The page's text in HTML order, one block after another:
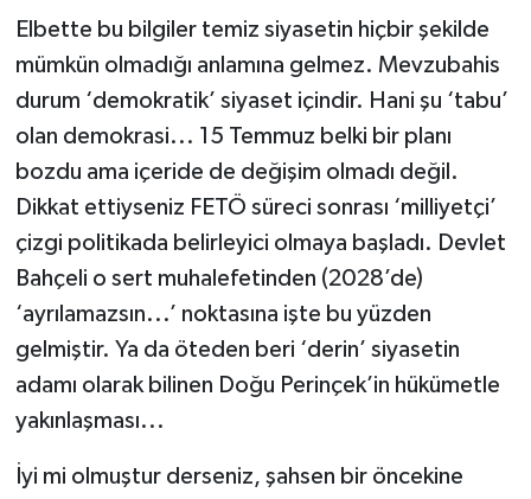
Elbette bu bilgiler temiz siyasetin hiçbir şekilde
mümkün olmadığı anlamına gelmez. Mevzubahis
durum ‘demokratik’ siyaset içindir. Hani şu ‘tabu’
olan demokrasi... 15 Temmuz belki bir planı
bozdu ama içeride de değişim olmadı değil.
Dikkat ettiyseniz FETÖ süreci sonrası ‘milliyetçi’
çizgi politikada belirleyici olmaya başladı. Devlet
Bahçeli o sert muhalefetinden (2028’de)
‘ayrılamazsın...’ noktasına işte bu yüzden
gelmiştir. Ya da öteden beri ‘derin’ siyasetin
adamı olarak bilinen Doğu Perinçek’in hükümetle
yakınlaşması...
İyi mi olmuştur derseniz, şahsen bir öncekine